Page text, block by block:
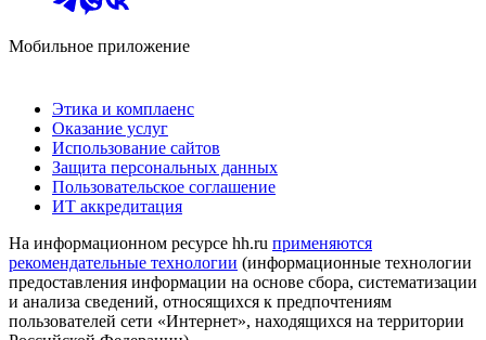
Мобильное приложение
Этика и комплаенс
Оказание услуг
Использование сайтов
Защита персональных данных
Пользовательское соглашение
ИТ аккредитация
На информационном ресурсе hh.ru применяются
рекомендательные технологии (информационные технологии
предоставления информации на основе сбора, систематизации
и анализа сведений, относящихся к предпочтениям
пользователей сети «Интернет», находящихся на территории